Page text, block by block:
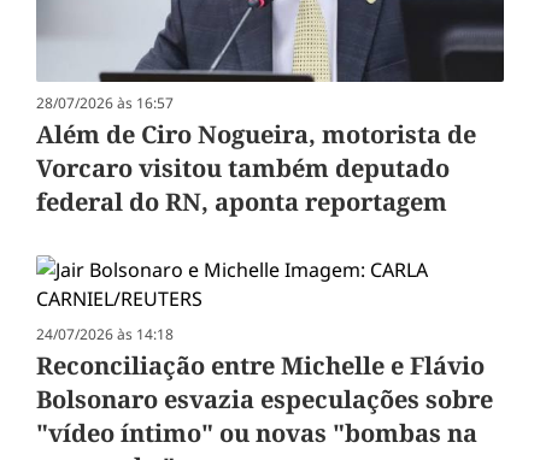
28/07/2026 às 16:57
Além de Ciro Nogueira, motorista de
Vorcaro visitou também deputado
federal do RN, aponta reportagem
24/07/2026 às 14:18
Reconciliação entre Michelle e Flávio
Bolsonaro esvazia especulações sobre
"vídeo íntimo" ou novas "bombas na